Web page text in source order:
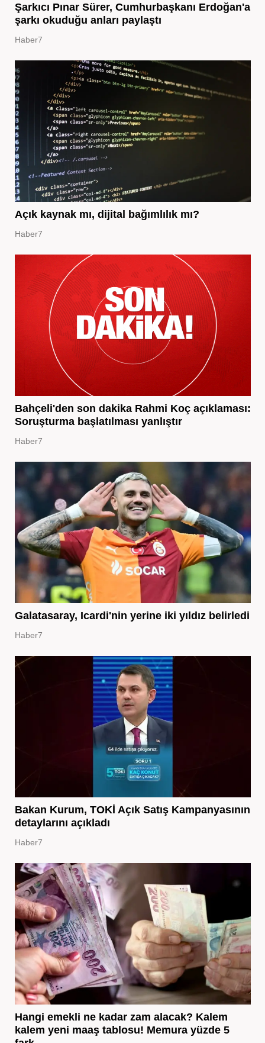
Şarkıcı Pınar Sürer, Cumhurbaşkanı Erdoğan'a
şarkı okuduğu anları paylaştı
Haber7
Açık kaynak mı, dijital bağımlılık mı?
Haber7
Bahçeli'den son dakika Rahmi Koç açıklaması:
Soruşturma başlatılması yanlıştır
Haber7
Galatasaray, Icardi'nin yerine iki yıldız belirledi
Haber7
Bakan Kurum, TOKİ Açık Satış Kampanyasının
detaylarını açıkladı
Haber7
Hangi emekli ne kadar zam alacak? Kalem
kalem yeni maaş tablosu! Memura yüzde 5